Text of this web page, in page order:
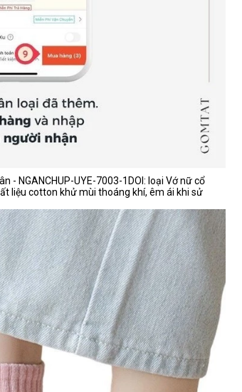
- NGANCHUP-UYE-7003-1DOI: loại Vớ nữ cổ
liệu cotton khử mùi thoáng khí, êm ái khi sử